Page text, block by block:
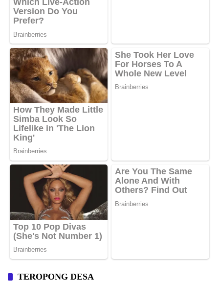
TEROPONG DESA